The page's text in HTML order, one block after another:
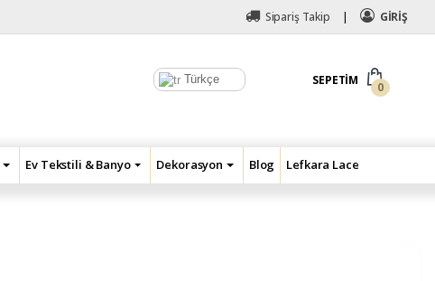
Sipariş Takip GİRİŞ
Türkçe SEPETIM
0
Ev Tekstili & Banyo Dekorasyon Blog Lefkara Lace